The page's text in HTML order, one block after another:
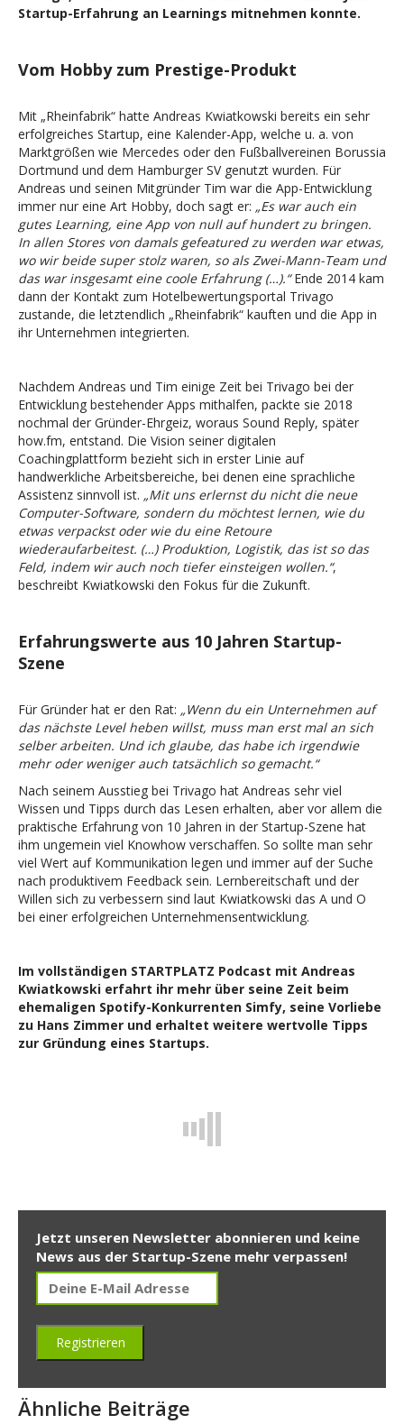
Startup-Erfahrung an Learnings mitnehmen konnte.
Vom Hobby zum Prestige-Produkt
Mit „Rheinfabrik“ hatte Andreas Kwiatkowski bereits ein sehr
erfolgreiches Startup, eine Kalender-App, welche u. a. von
Marktgrößen wie Mercedes oder den Fußballvereinen Borussia
Dortmund und dem Hamburger SV genutzt wurden. Für
Andreas und seinen Mitgründer Tim war die App-Entwicklung
immer nur eine Art Hobby, doch sagt er: „Es war auch ein
gutes Learning, eine App von null auf hundert zu bringen.
In allen Stores von damals gefeatured zu werden war etwas,
wo wir beide super stolz waren, so als Zwei-Mann-Team und
das war insgesamt eine coole Erfahrung (…).“Ende 2014 kam
dann der Kontakt zum Hotelbewertungsportal Trivago
zustande, die letztendlich „Rheinfabrik“ kauften und die App in
ihr Unternehmen integrierten.
Nachdem Andreas und Tim einige Zeit bei Trivago bei der
Entwicklung bestehender Apps mithalfen, packte sie 2018
nochmal der Gründer-Ehrgeiz, woraus Sound Reply, später
how.fm, entstand. Die Vision seiner digitalen
Coachingplattform bezieht sich in erster Linie auf
handwerkliche Arbeitsbereiche, bei denen eine sprachliche
Assistenz sinnvoll ist. „Mit uns erlernst du nicht die neue
Computer-Software, sondern du möchtest lernen, wie du
etwas verpackst oder wie du eine Retoure
wiederaufarbeitest. (…) Produktion, Logistik, das ist so das
Feld, indem wir auch noch tiefer einsteigen wollen.“,
beschreibt Kwiatkowski den Fokus für die Zukunft.
Erfahrungswerte aus 10 Jahren Startup-
Szene
Für Gründer hat er den Rat: „Wenn du ein Unternehmen auf
das nächste Level heben willst, muss man erst mal an sich
selber arbeiten. Und ich glaube, das habe ich irgendwie
mehr oder weniger auch tatsächlich so gemacht.“
Nach seinem Ausstieg bei Trivago hat Andreas sehr viel
Wissen und Tipps durch das Lesen erhalten, aber vor allem die
praktische Erfahrung von 10 Jahren in der Startup-Szene hat
ihm ungemein viel Knowhow verschaffen. So sollte man sehr
viel Wert auf Kommunikation legen und immer auf der Suche
nach produktivem Feedback sein. Lernbereitschaft und der
Willen sich zu verbessern sind laut Kwiatkowski das A und O
bei einer erfolgreichen Unternehmensentwicklung.
Im vollständigen STARTPLATZ Podcast mit Andreas
Kwiatkowski erfahrt ihr mehr über seine Zeit beim
ehemaligen Spotify-Konkurrenten Simfy, seine Vorliebe
zu Hans Zimmer und erhaltet weitere wertvolle Tipps
zur Gründung eines Startups.
Jetzt unseren Newsletter abonnieren und keine
News aus der Startup-Szene mehr verpassen!
Ähnliche Beiträge